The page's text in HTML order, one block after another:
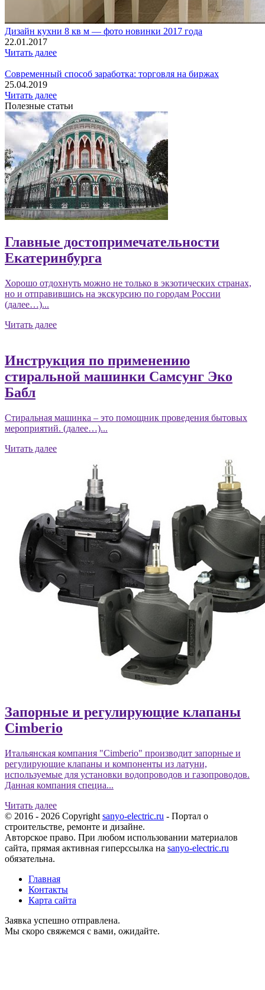
Дизайн кухни 8 кв м — фото новинки 2017 года
22.01.2017
Читать далее
Современный способ заработка: торговля на биржах
25.04.2019
Читать далее
Полезные статьи
Главные достопримечательности
Екатеринбурга
Хорошо отдохнуть можно не только в экзотических странах,
но и отправившись на экскурсию по городам России
(далее…)...
Читать далее
Инструкция по применению
стиральной машинки Самсунг Эко
Бабл
Стиральная машинка – это помощник проведения бытовых
мероприятий. (далее…)...
Читать далее
Запорные и регулирующие клапаны
Cimberio
Итальянская компания "Cimberio" производит запорные и
регулирующие клапаны и компоненты из латуни,
используемые для установки водопроводов и газопроводов.
Данная компания специа...
Читать далее
© 2016 - 2026 Copyright sanyo-electric.ru - Портал о
строительстве, ремонте и дизайне.
Авторское право. При любом использовании материалов
сайта, прямая активная гиперссылка на sanyo-electric.ru
обязательна.
Главная
Контакты
Карта сайта
Заявка успешно отправлена.
Мы скоро свяжемся с вами, ожидайте.